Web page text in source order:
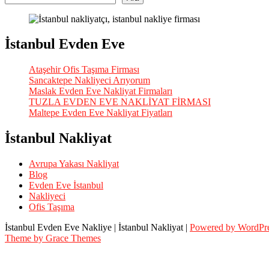
İstanbul Evden Eve
Ataşehir Ofis Taşıma Firması
Sancaktepe Nakliyeci Arıyorum
Maslak Evden Eve Nakliyat Firmaları
TUZLA EVDEN EVE NAKLİYAT FİRMASI
Maltepe Evden Eve Nakliyat Fiyatları
İstanbul Nakliyat
Avrupa Yakası Nakliyat
Blog
Evden Eve İstanbul
Nakliyeci
Ofis Taşıma
İstanbul Evden Eve Nakliye | İstanbul Nakliyat | Powered by
Theme by Grace Themes